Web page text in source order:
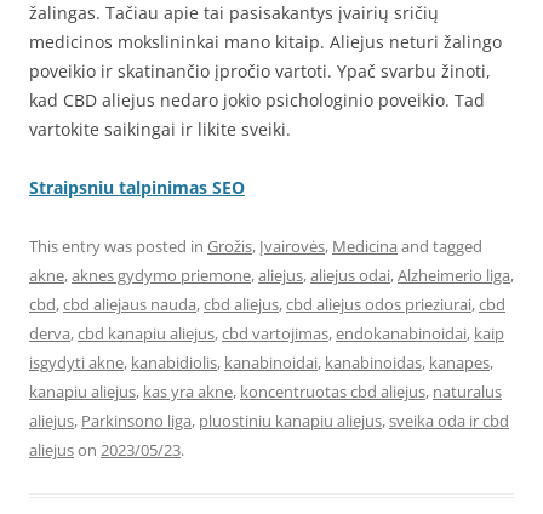
žalingas. Tačiau apie tai pasisakantys įvairių sričių
medicinos mokslininkai mano kitaip. Aliejus neturi žalingo
poveikio ir skatinančio įpročio vartoti. Ypač svarbu žinoti,
kad CBD aliejus nedaro jokio psichologinio poveikio. Tad
vartokite saikingai ir likite sveiki.
Straipsniu talpinimas SEO
This entry was posted in Grožis, Įvairovės, Medicina and tagged
akne,aknes gydymo priemone,aliejus,aliejus odai,Alzheimerio liga,
cbd,cbd aliejaus nauda,cbd aliejus,cbd aliejus odos prieziurai,cbd
derva,cbd kanapiu aliejus,cbd vartojimas,endokanabinoidai, kaip
isgydyti akne, kanabidiolis, kanabinoidai, kanabinoidas, kanapes,
kanapiu aliejus, kas yra akne, koncentruotas cbd aliejus, naturalus
aliejus, Parkinsono liga, pluostiniu kanapiu aliejus,sveika oda ir cbd
aliejuson 2023/05/23.